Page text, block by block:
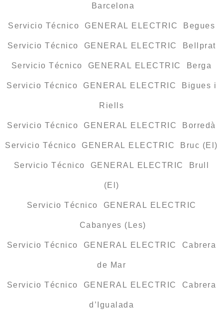
Barcelona
Servicio Técnico GENERAL ELECTRIC Begues
Servicio Técnico GENERAL ELECTRIC Bellprat
Servicio Técnico GENERAL ELECTRIC Berga
Servicio Técnico GENERAL ELECTRIC Bigues i
Riells
Servicio Técnico GENERAL ELECTRIC Borredà
Servicio Técnico GENERAL ELECTRIC Bruc (El)
Servicio Técnico GENERAL ELECTRIC Brull
(El)
Servicio Técnico GENERAL ELECTRIC
Cabanyes (Les)
Servicio Técnico GENERAL ELECTRIC Cabrera
de Mar
Servicio Técnico GENERAL ELECTRIC Cabrera
d’Igualada